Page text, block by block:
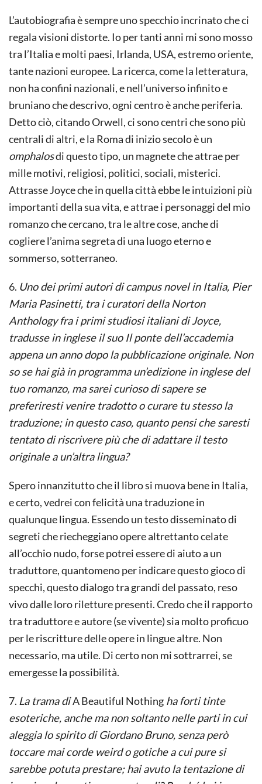
L’autobiografia è sempre uno specchio incrinato che ci
regala visioni distorte. Io per tanti anni mi sono mosso
tra l’Italia e molti paesi, Irlanda, USA, estremo oriente,
tante nazioni europee. La ricerca, come la letteratura,
non ha confini nazionali, e nell’universo infinito e
bruniano che descrivo, ogni centro è anche periferia.
Detto ciò, citando Orwell, ci sono centri che sono più
centrali di altri, e la Roma di inizio secolo è un
omphalosdi questo tipo, un magnete che attrae per
mille motivi, religiosi, politici, sociali, misterici.
Attrasse Joyce che in quella città ebbe le intuizioni più
importanti della sua vita, e attrae i personaggi del mio
romanzo che cercano, tra le altre cose, anche di
cogliere l’anima segreta di una luogo eterno e
sommerso, sotterraneo.
6. Uno dei primi autori di campus novel in Italia, Pier
Maria Pasinetti, tra i curatori della Norton
Anthology fra i primi studiosi italiani di Joyce,
tradusse in inglese il suo Il ponte dell’accademia
appena un anno dopo la pubblicazione originale. Non
so se hai già in programma un’edizione in inglese del
tuo romanzo, ma sarei curioso di sapere se
preferiresti venire tradotto o curare tu stesso la
traduzione; in questo caso, quanto pensi che saresti
tentato di riscrivere più che di adattare il testo
originale a un’altra lingua?
Spero innanzitutto che il libro si muova bene in Italia,
e certo, vedrei con felicità una traduzione in
qualunque lingua. Essendo un testo disseminato di
segreti che riecheggiano opere altrettanto celate
all’occhio nudo, forse potrei essere di aiuto a un
traduttore, quantomeno per indicare questo gioco di
specchi, questo dialogo tra grandi del passato, reso
vivo dalle loro riletture presenti. Credo che il rapporto
tra traduttore e autore (se vivente) sia molto proficuo
per le riscritture delle opere in lingue altre. Non
necessario, ma utile. Di certo non mi sottrarrei, se
emergesse la possibilità.
7. La trama diA Beautiful Nothing ha forti tinte
esoteriche, anche ma non soltanto nelle parti in cui
aleggia lo spirito di Giordano Bruno, senza però
toccare mai corde weird o gotiche a cui pure si
sarebbe potuta prestare; hai avuto la tentazione di